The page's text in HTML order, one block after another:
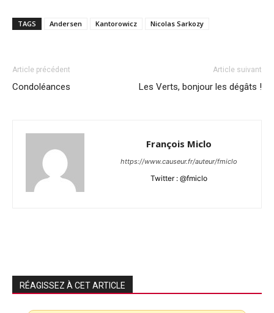
TAGS Andersen Kantorowicz Nicolas Sarkozy
Article précédent
Condoléances
Article suivant
Les Verts, bonjour les dégâts !
François Miclo
https://www.causeur.fr/auteur/fmiclo
Twitter : @fmiclo
RÉAGISSEZ À CET ARTICLE